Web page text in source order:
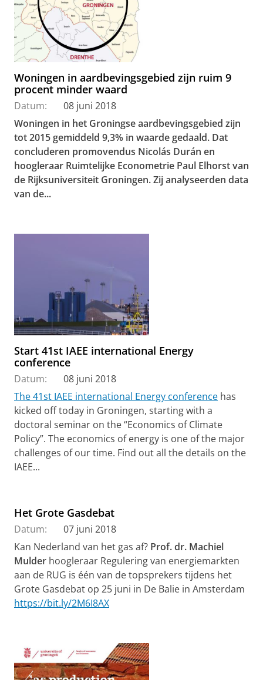
Woningen in aardbevingsgebied zijn ruim 9
procent minder waard
Datum:
08 juni 2018
Woningen in het Groningse aardbevingsgebied zijn
tot 2015 gemiddeld 9,3% in waarde gedaald. Dat
concluderen promovendus Nicolás Durán en
hoogleraar Ruimtelijke Econometrie Paul Elhorst van
de Rijksuniversiteit Groningen. Zij analyseerden data
van de...
Start 41st IAEE international Energy
conference
Datum:
08 juni 2018
The 41st IAEE international Energy conference has
kicked off today in Groningen, starting with a
doctoral seminar on the “Economics of Climate
Policy”. The economics of energy is one of the major
challenges of our time. Find out all the details on the
IAEE...
Het Grote Gasdebat
Datum:
07 juni 2018
Kan Nederland van het gas af? Prof. dr. Machiel
Mulder hoogleraar Regulering van energiemarkten
aan de RUG is één van de topsprekers tijdens het
Grote Gasdebat op 25 juni in De Balie in Amsterdam
https://bit.ly/2M6I8AX